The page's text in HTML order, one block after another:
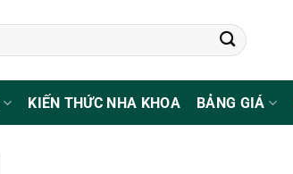
KIẾN THỨC NHA KHOA BẢNG GIÁ